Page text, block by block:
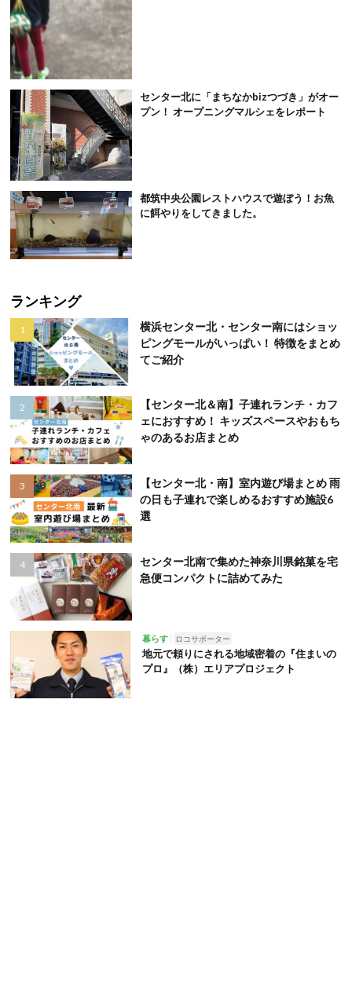
センター北に「まちなかbizつづき」がオー
プン！ オープニングマルシェをレポート
都筑中央公園レストハウスで遊ぼう！お魚
に餌やりをしてきました。
ランキング
横浜センター北・センター南にはショッ
ピングモールがいっぱい！ 特徴をまとめ
てご紹介
【センター北＆南】子連れランチ・カフ
ェにおすすめ！ キッズスペースやおもち
ゃのあるお店まとめ
【センター北・南】室内遊び場まとめ 雨
の日も子連れで楽しめるおすすめ施設6
選
センター北南で集めた神奈川県銘菓を宅
急便コンパクトに詰めてみた
暮らす ロコサポーター
地元で頼りにされる地域密着の『住まいの
プロ』（株）エリアプロジェクト